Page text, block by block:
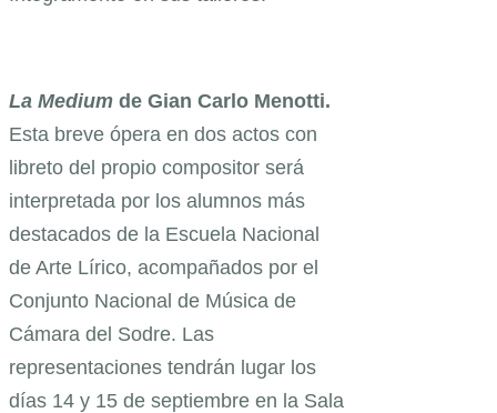
La Medium de Gian Carlo Menotti.
Esta breve ópera en dos actos con
libreto del propio compositor será
interpretada por los alumnos más
destacados de la Escuela Nacional
de Arte Lírico, acompañados por el
Conjunto Nacional de Música de
Cámara del Sodre. Las
representaciones tendrán lugar los
días 14 y 15 de septiembre en la Sala